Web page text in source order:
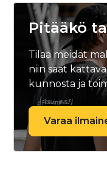
Pitääkö
Tilaa meidät
niin saat
kunnosta ja
Varaa